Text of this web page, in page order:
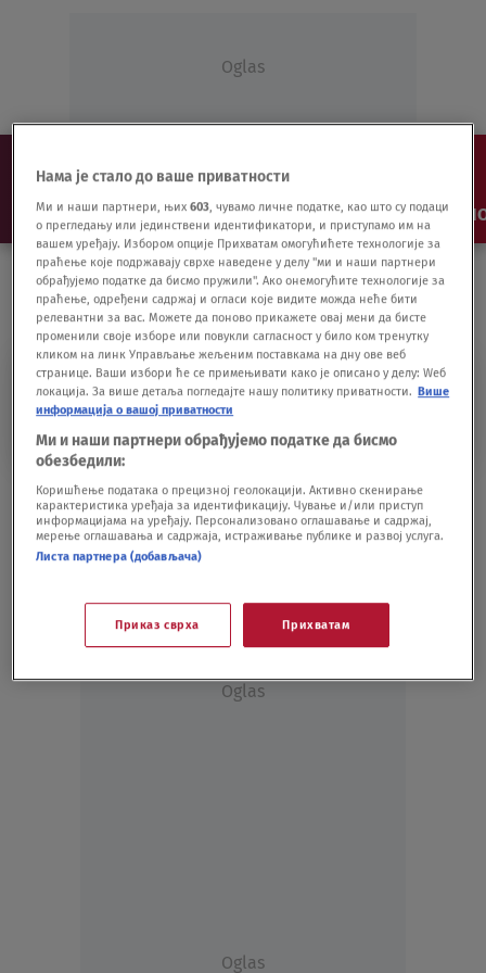
Oglas
NAJNOVIJE VESTI SHOW SPORT VIDEO
DESETOGODIŠNJA
DEVOJČICA
Ima 10 godina, ustaje u 5.30 i trenira 30
sati nedeljno
FITNES I ISHRANA28.05.20.
Oglas
Oglas
Нама је стало до ваше приватности
Ми и наши партнери, њих603, чувамо личне податке, као што су подаци
о прегледању или јединствени идентификатори, и приступамо им на
вашем уређају. Избором опције Прихватам омогућићете технологије за
праћење које подржавају сврхе наведене у делу "ми и наши партнери
обрађујемо податке да бисмо пружили". Ако онемогућите технологије за
праћење, одређени садржај и огласи које видите можда неће бити
релевантни за вас. Можете да поново прикажете овај мени да бисте
променили своје изборе или повукли сагласност у било ком тренутку
кликом на линк Управљање жељеним поставкама на дну ове веб
странице. Ваши избори ће се примењивати како је описано у делу: Wеб
локација. За више детаља погледајте нашу политику приватности. Више
информација о вашој приватности
Ми и наши партнери обрађујемо податке да бисмо
обезбедили:
Коришћење података о прецизној геолокацији. Активно скенирање
карактеристика уређаја за идентификацију. Чување и/или приступ
информацијама на уређају. Персонализовано оглашавање и садржај,
мерење оглашавања и садржаја, истраживање публике и развој услуга.
Листа партнера (добављача)
Приказ сврха Прихватам